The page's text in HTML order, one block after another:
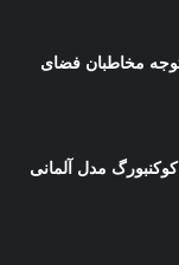
مخاطبان فضای
کوکنبورگ مدل آلمانی